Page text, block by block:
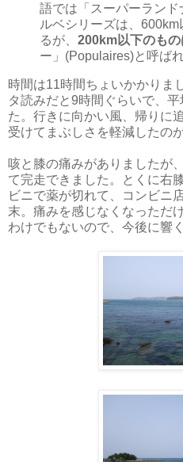
語では「スーパーラン
ルベシリーズは、
るが、 200km以下のも
ー」(Populaires)と呼ばれ
時間は11時間ちょいかかりま
タ読みだと9時間ぐらいで、
た。行きに向かい風、帰りに
受けてまぶしさを軽減したの
咳と膝の痛みがありましたが
て完走できました。とくに右
ビニで薬が切れて、コンビニ
末。痛みを感じなくなっただ
わけでもないので、今後に響